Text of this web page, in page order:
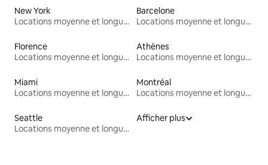
New York
Locations moyenne et longue durée
Barcelone
Locations moyenne et longue durée
Florence
Locations moyenne et longue durée
Athènes
Locations moyenne et longue durée
Miami
Locations moyenne et longue durée
Montréal
Locations moyenne et longue durée
Seattle
Locations moyenne et longue durée
Afficher plus